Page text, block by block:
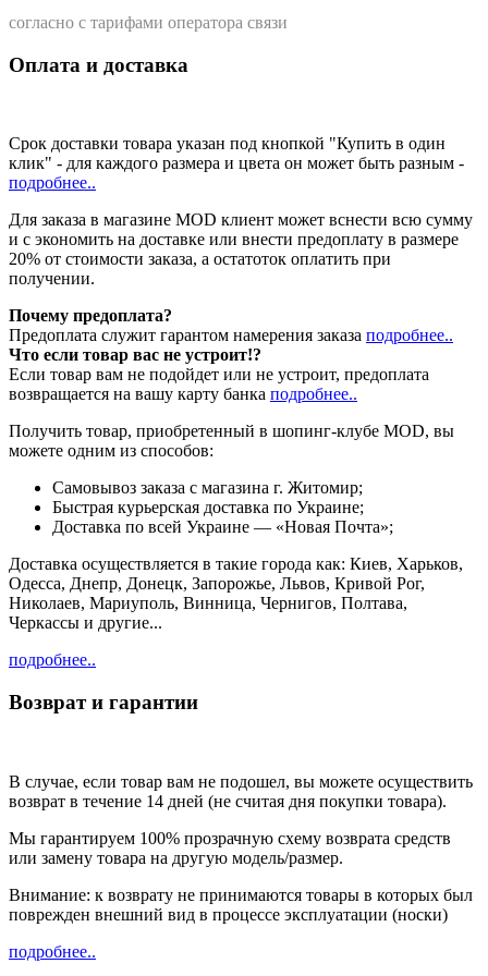
согласно с тарифами оператора связи
Оплата и доставка
Срок доставки товара указан под кнопкой "Купить в один
клик" - для каждого размера и цвета он может быть разным -
подробнее..
Для заказа в магазине MOD клиент может вснести всю сумму
и с экономить на доставке или внести предоплату в размере
20% от стоимости заказа, а остатоток оплатить при
получении.
Почему предоплата?
Предоплата служит гарантом намерения заказа подробнее..
Что если товар вас не устроит!?
Если товар вам не подойдет или не устроит, предоплата
возвращается на вашу карту банка подробнее..
Получить товар, приобретенный в шопинг-клубе MOD, вы
можете одним из способов:
Cамовывоз заказа с магазина г. Житомир;
Быстрая курьерская доставка по Украине;
Доставка по всей Украине — «Новая Почта»;
Доставка осуществляется в такие города как: Киев, Харьков,
Одесса, Днепр, Донецк, Запорожье, Львов, Кривой Рог,
Николаев, Мариуполь, Винница, Чернигов, Полтава,
Черкассы и другие...
подробнее..
Возврат и гарантии
В случае, если товар вам не подошел, вы можете осуществить
возврат в течение 14 дней (не считая дня покупки товара).
Мы гарантируем 100% прозрачную схему возврата средств
или замену товара на другую модель/размер.
Внимание: к возврату не принимаются товары в которых был
поврежден внешний вид в процессе эксплуатации (носки)
подробнее..